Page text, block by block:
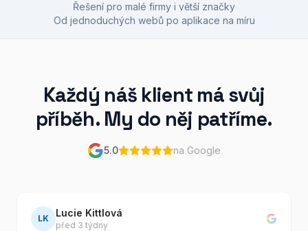
Řešení pro malé firmy i větší značky
Od jednoduchých webů po aplikace na míru
Každý náš klient má svůj
příběh. My do něj patříme.
5.0 na Google
LK Lucie Kittlová
před 3 týdny